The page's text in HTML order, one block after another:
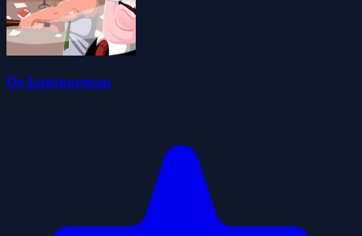
De kantoorman